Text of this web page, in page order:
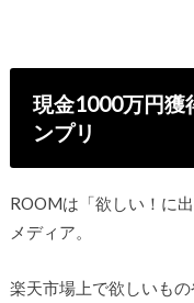
現金1000万円獲
ンプリ
ROOMは「欲しい！に
メディア。
楽天市場上で欲しいも